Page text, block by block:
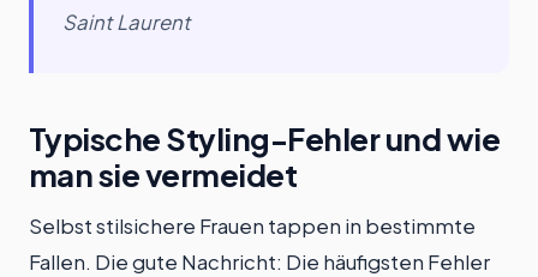
Saint Laurent
Typische Styling-Fehler und wie
man sie vermeidet
Selbst stilsichere Frauen tappen in bestimmte
Fallen. Die gute Nachricht: Die häufigsten Fehler